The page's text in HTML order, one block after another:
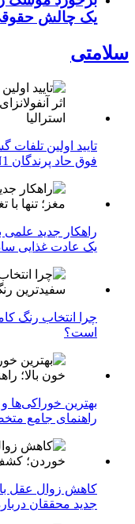
یک چالش
سلامتی
تایید اولین تلفات
فوق حاد پرندگان H5N1 در استرالیا
راهکار جدید علمی
یک عادت غذایی
چرا انتخاب رنگ
است؟
بهترین خوراکی‌ها
راهنمای جامع
کاهش زوال عقل
جدید محققان